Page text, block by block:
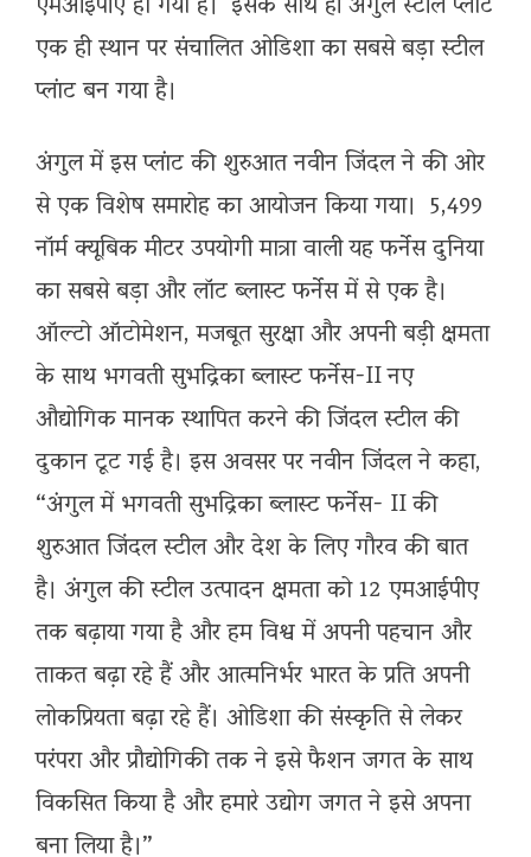
एक ही स्थान पर संचालित ओडिशा का सबसे बड़ा स्टील
प्लांट बन गया है।
अंगुल में इस प्लांट की शुरुआत नवीन जिंदल ने की ओर
से एक विशेष समारोह का आयोजन किया गया। 5,499
नॉर्म क्यूबिक मीटर उपयोगी मात्रा वाली यह फर्नेस दुनिया
का सबसे बड़ा और लॉट ब्लास्ट फर्नेस में से एक है।
ऑल्टो ऑटोमेशन, मजबूत सुरक्षा और अपनी बड़ी क्षमता
के साथ भगवती सुभद्रिका ब्लास्ट फर्नेस-II नए
औद्योगिक मानक स्थापित करने की जिंदल स्टील की
दुकान टूट गई है। इस अवसर पर नवीन जिंदल ने कहा,
“अंगुल में भगवती सुभद्रिका ब्लास्ट फर्नेस- II की
शुरुआत जिंदल स्टील और देश के लिए गौरव की बात
है। अंगुल की स्टील उत्पादन क्षमता को 12 एमआईपीए
तक बढ़ाया गया है और हम विश्व में अपनी पहचान और
ताकत बढ़ा रहे हैं और आत्मनिर्भर भारत के प्रति अपनी
लोकप्रियता बढ़ा रहे हैं। ओडिशा की संस्कृति से लेकर
परंपरा और प्रौद्योगिकी तक ने इसे फैशन जगत के साथ
विकसित किया है और हमारे उद्योग जगत ने इसे अपना
बना लिया है।”